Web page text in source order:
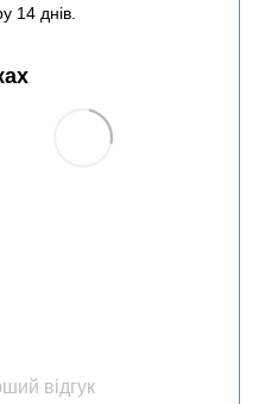
14 днів.
відгук